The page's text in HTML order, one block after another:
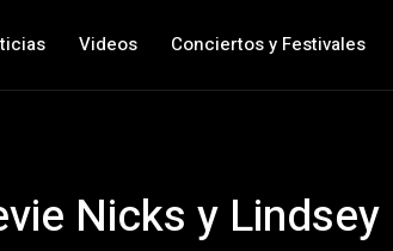
Videos Conciertos y Festivales
Nicks y